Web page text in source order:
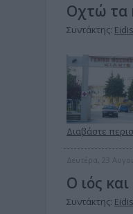
Οχτώ τα
Συντάκτης:
Διαβάστε
Δευτέρα, 23
Ο ιός
Συντάκτης: